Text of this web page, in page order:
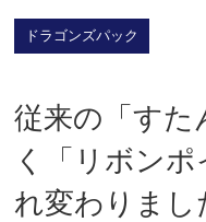
ドラゴンズパック
従来の「すた
く「リボン
れ変わりまし